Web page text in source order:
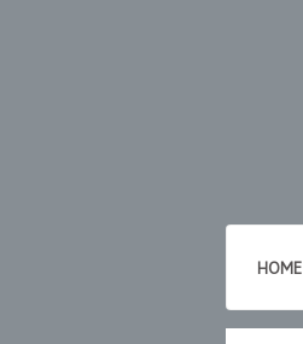
HOME